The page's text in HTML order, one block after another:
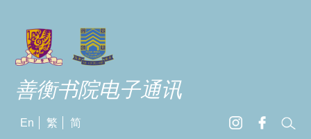
善衡书院电子通讯
En 繁 简